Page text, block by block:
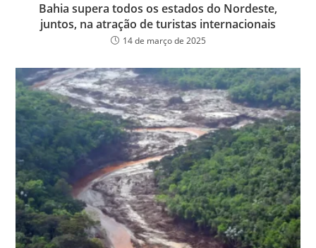
Bahia supera todos os estados do Nordeste,
juntos, na atração de turistas internacionais
14 de março de 2025